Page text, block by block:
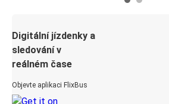
Digitální jízdenky a
sledování v
reálném čase
Objevte aplikaci FlixBus